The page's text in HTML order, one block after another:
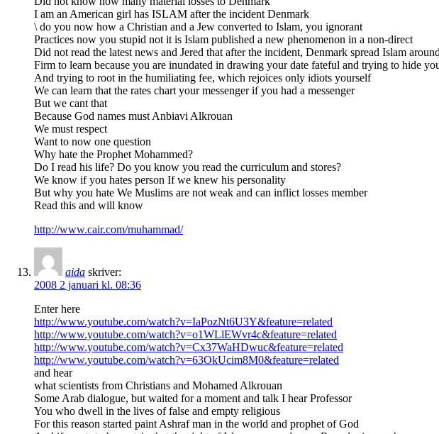
I am an American girl has ISLAM after the incident Denmark
\ do you now how a Christian and a Jew converted to Islam, you ignorant
Practices now you stupid not it is Islam published a new phenomenon in a non-direct
Did not read the latest news and Jered that after the incident, Denmark spread Islam
Firm to learn because you are inundated in drawing your date fateful and trying to hide
And trying to root in the humiliating fee, which rejoices only idiots yourself
We can learn that the rates chart your messenger if you had a messenger
But we cant that
Because God names must Anbiavi Alkrouan
We must respect
Want to now one question
Why hate the Prophet Mohammed?
Do I read his life? Do you know you read the curriculum and stores?
We know if you hates person If we knew his personality
But why you hate We Muslims are not weak and can inflict losses member
Read this and will know
http://www.cair.com/muhammad/
aida skriver:
2008 2 januari kl. 08:36
Enter here
http://www.youtube.com/watch?v=IaPozNt6U3Y&feature=related
http://www.youtube.com/watch?v=o1WLlEWvr4c&feature=related
http://www.youtube.com/watch?v=Cx37WaHDwuc&feature=related
http://www.youtube.com/watch?v=63OkUcim8M0&feature=related
and hear
what scientists from Christians and Mohamed Alkrouan
Some Arab dialogue, but waited for a moment and talk I hear Professor
You who dwell in the lives of false and empty religious
For this reason started paint Ashraf man in the world and prophet of God